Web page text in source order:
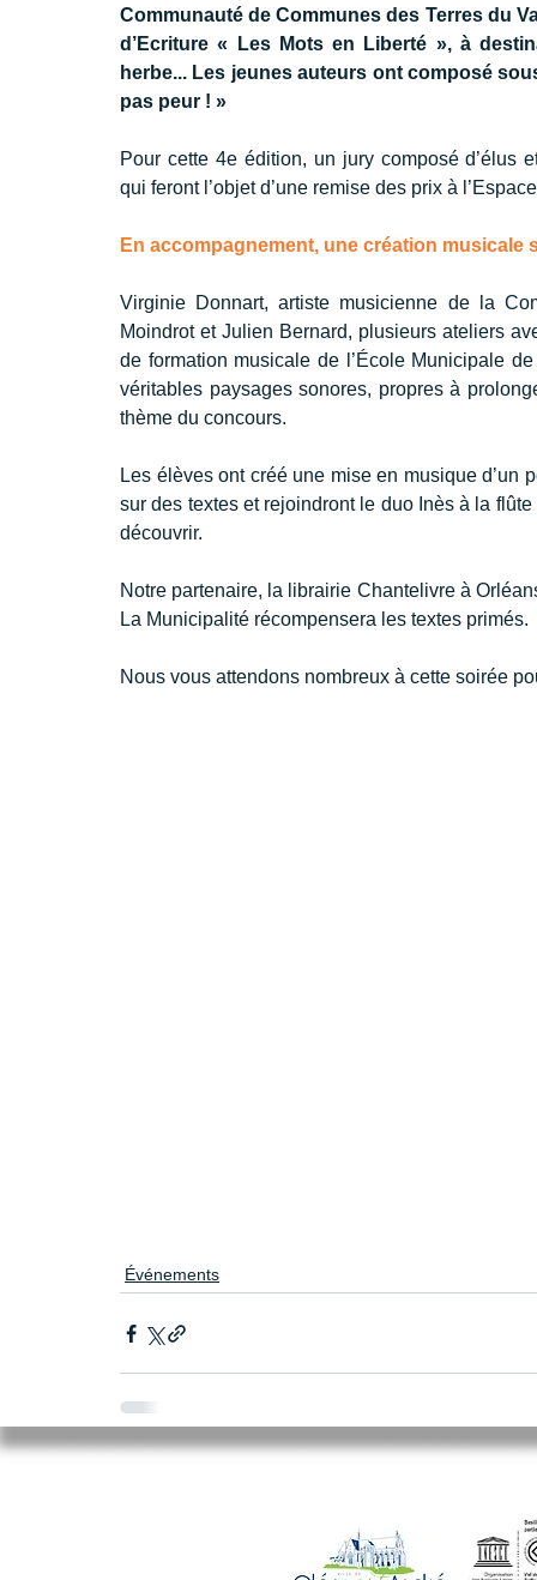
Communauté de Communes des Terres du
d’Ecriture « Les Mots en Liberté », à
herbe... Les jeunes auteurs ont composé
pas peur ! »
Pour cette 4e édition, un jury composé d’élus
qui feront l’objet d’une remise des prix à
En accompagnement, une création musicale
Virginie Donnart, artiste musicienne de la
Moindrot et Julien Bernard, plusieurs ateliers
de formation musicale de l’École Municipale
véritables paysages sonores, propres à
thème du concours.
Les élèves ont créé une mise en musique d’un
sur des textes et rejoindront le duo Inès à la
découvrir.
Notre partenaire, la librairie Chantelivre à
La Municipalité récompensera les textes primés.
Nous vous attendons nombreux à cette soirée
Événements